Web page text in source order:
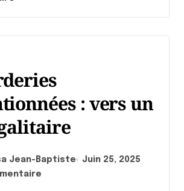
: vers un
Jean-Baptiste
Juin 25, 2025